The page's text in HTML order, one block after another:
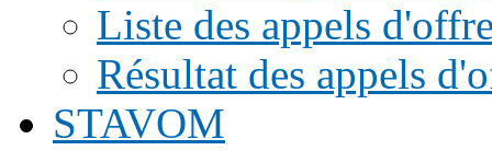
Liste des appels
Résultat des appels
STAVOM